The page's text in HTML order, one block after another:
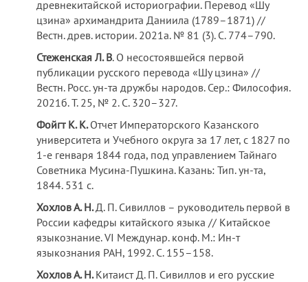
древнекитайской историографии. Перевод «Шу
цзина» архимандрита Даниила (1789–1871) //
Вестн. древ. истории. 2021а. № 81 (3). С. 774–790.
Стеженская Л. В. О несостоявшейся первой
публикации русского перевода «Шу цзина» //
Вестн. Росс. ун-та дружбы народов. Сер.: Философия.
2021б. Т. 25, № 2. С. 320–327.
Фойгт К.К.Отчет Императорского Казанского
университета и Учебного округа за 17 лет, с 1827 по
1-е генваря 1844 года, под управлением Тайнаго
Советника Мусина-Пушкина. Казань: Тип. ун-та,
1844. 531 с.
Хохлов А. Н.Д. П. Сивиллов – руководитель первой в
России кафедры китайского языка // Китайское
языкознание. VI Междунар. конф. М.: Ин-т
языкознания РАН, 1992. С. 155–158.
Хохлов А. Н.Китаист Д. П. Сивиллов и его русские